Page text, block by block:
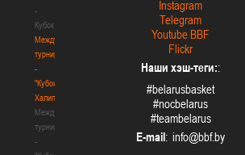
-
Кубок
Международный
турнир
-
"Кубок
Халипского"
Международный
турнир
-
Instagram
Telegram
Youtube BBF
Flickr
Наши хэш-теги::
#belarusbasket
#nocbelarus
#teambelarus
E-mail: